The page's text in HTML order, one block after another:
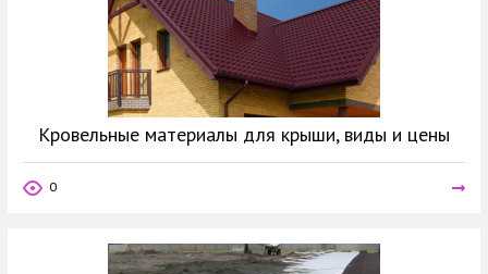
Кровельные материалы для крыши, виды и цены
0